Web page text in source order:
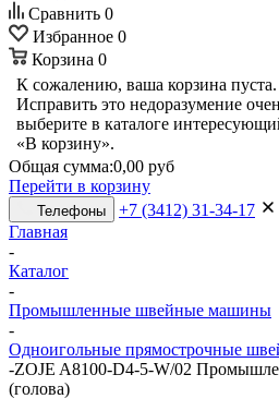
Сравнить 0
Избранное 0
Корзина 0
К сожалению, ваша корзина пуста.
Исправить это недоразумение
выберите в каталоге
«В корзину».
Общая сумма:0,00 руб
Перейти в корзину
Телефоны
+7 (3412) 31-34-17
Главная
-
Каталог
-
Промышленные швейные машины
-
Одноигольные прямострочные
-ZOJE A8100-D4-5-W/02
(голова)